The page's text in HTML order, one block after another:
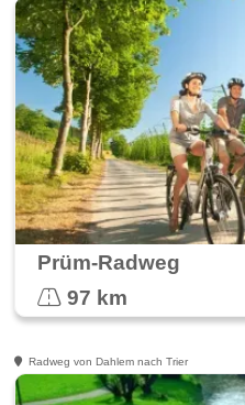
Prüm-Radweg
97 km
Radweg von Dahlem nach Trier